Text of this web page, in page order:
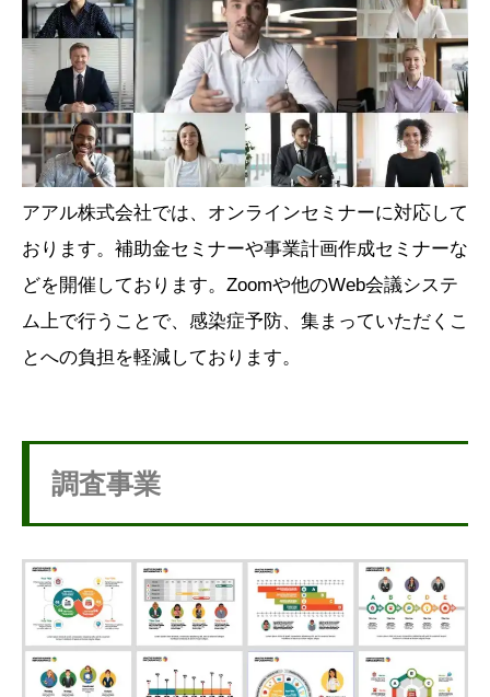
アアル株式会社では、オンラインセミナーに対応して
おります。補助金セミナーや事業計画作成セミナーな
どを開催しております。Zoomや他のWeb会議システ
ム上で行うことで、感染症予防、集まっていただくこ
とへの負担を軽減しております。
調査事業